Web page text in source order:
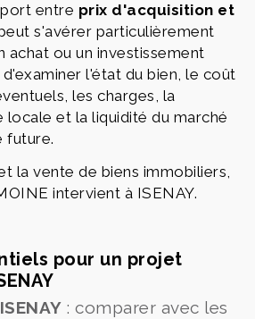
entre prix d'acquisition et
s'avérer particulièrement
achat ou un investissement
l'état du bien, le coût
les charges, la
locale et la liquidité du marché
future.
la vente de biens immobiliers,
intervient à ISENAY.
pour un projet
: comparer avec les